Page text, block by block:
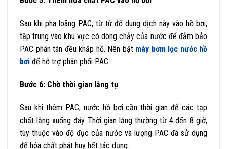
Sau khi pha loãng PAC, từ từ đổ dung dịch này vào hồ bơi,
tập trung vào khu vực có dòng chảy của nước để đảm bảo
PAC phân tán đều khắp hồ. Nên bật máy bơm lọc nước hồ
bơi để hỗ trợ phân phối PAC.
Bước 6: Chờ thời gian lắng tụ
Sau khi thêm PAC, nước hồ bơi cần thời gian để các tạp
chất lắng xuống đáy. Thời gian lắng thường từ 4 đến 8 giờ,
tùy thuộc vào độ đục của nước và lượng PAC đã sử dụng
để hóa chất phát huy hết tác dụng.